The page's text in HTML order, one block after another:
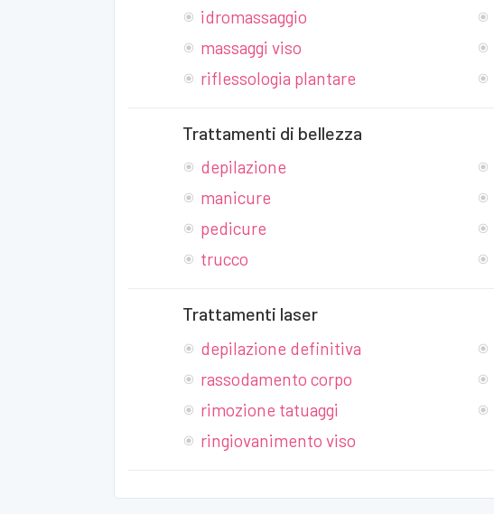
idromassaggio
massaggi viso
riflessologia plantare
Trattamenti di bellezza
depilazione
manicure
pedicure
trucco
Trattamenti laser
depilazione definitiva
rassodamento corpo
rimozione tatuaggi
ringiovanimento viso